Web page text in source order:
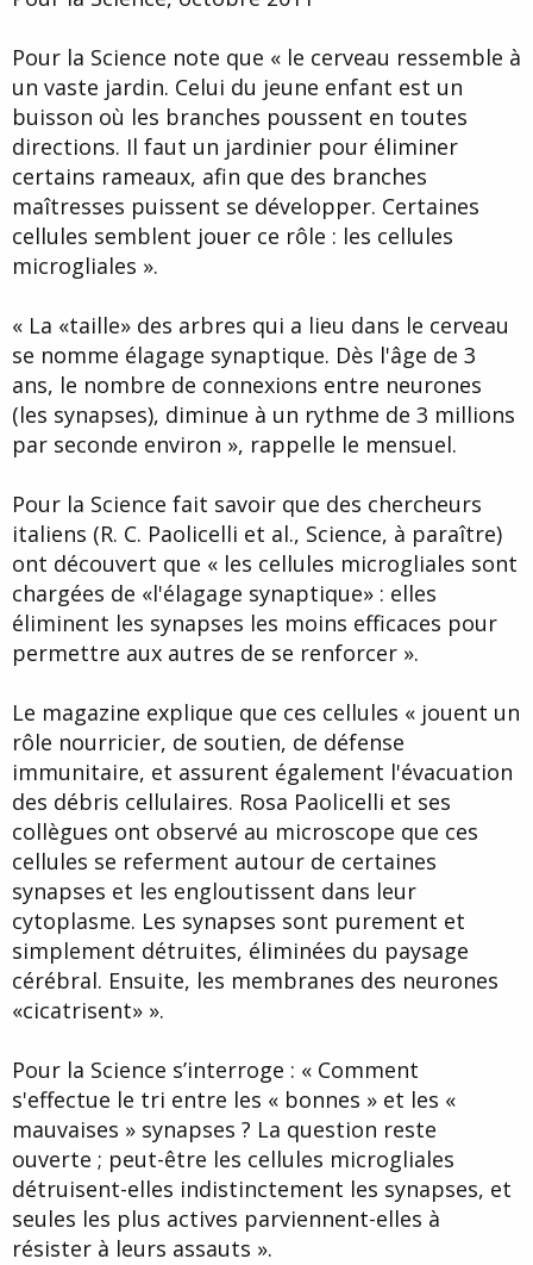
Pour la Science note que « le cerveau ressemble à
un vaste jardin. Celui du jeune enfant est un
buisson où les branches poussent en toutes
directions. Il faut un jardinier pour éliminer
certains rameaux, afin que des branches
maîtresses puissent se développer. Certaines
cellules semblent jouer ce rôle : les cellules
microgliales ».
« La «taille» des arbres qui a lieu dans le cerveau
se nomme élagage synaptique. Dès l'âge de 3
ans, le nombre de connexions entre neurones
(les synapses), diminue à un rythme de 3 millions
par seconde environ », rappelle le mensuel.
Pour la Science fait savoir que des chercheurs
italiens (R. C. Paolicelli et al., Science, à paraître)
ont découvert que « les cellules microgliales sont
chargées de «l'élagage synaptique» : elles
éliminent les synapses les moins efficaces pour
permettre aux autres de se renforcer ».
Le magazine explique que ces cellules « jouent un
rôle nourricier, de soutien, de défense
immunitaire, et assurent également l'évacuation
des débris cellulaires. Rosa Paolicelli et ses
collègues ont observé au microscope que ces
cellules se referment autour de certaines
synapses et les engloutissent dans leur
cytoplasme. Les synapses sont purement et
simplement détruites, éliminées du paysage
cérébral. Ensuite, les membranes des neurones
«cicatrisent» ».
Pour la Science s’interroge : « Comment
s'effectue le tri entre les « bonnes » et les «
mauvaises » synapses ? La question reste
ouverte ; peut-être les cellules microgliales
détruisent-elles indistinctement les synapses, et
seules les plus actives parviennent-elles à
résister à leurs assauts ».